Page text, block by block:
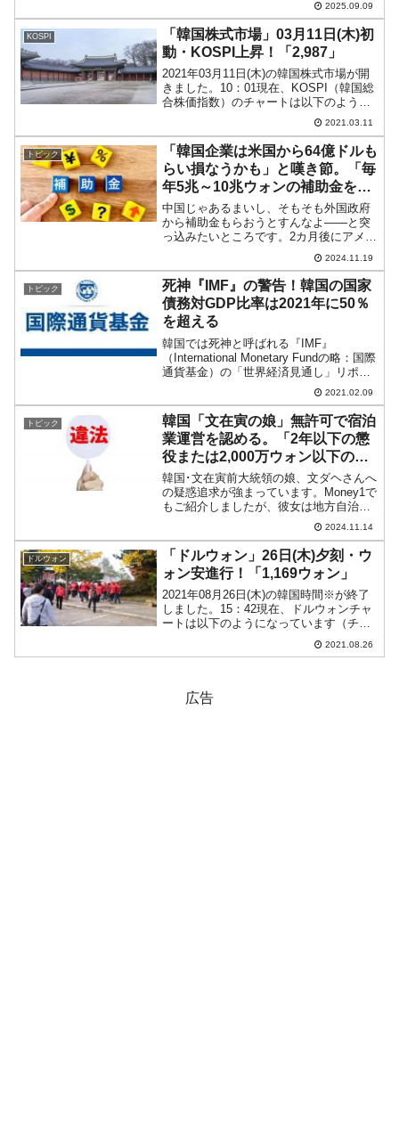
在のところ「1ドル＝1,387ウォン」近辺
の攻防となっています。ロ...
2025.09.09
KOSPI
「韓国株式市場」03月11日(木)初
動・KOSPI上昇！「2,987」
2021年03月11日(木)の韓国株式市場が開
きました。10：01現在、KOSPI（韓国総
合株価指数）のチャートは以下のように
『Investing.com』より引用）。本日は上
昇しています！ 「3,000」には達して...
2021.03.11
トピック
「韓国企業は米国から64億ドルも
らい損なうかも」と嘆き節。「毎
年5兆～10兆ウォンの補助金をも
らいたかった」
中国じゃあるまいし、そもそも外国政府
から補助金もらおうとすんなよ――と突
っ込みたいところです。2カ月後にアメリ
カ合衆国ではトランプ大統領が再登板し
ますが、韓国が心配しているのは――バ
イデン政権が推進したIRA（インフレ削
減法）の補助金がすっ...
2024.11.19
トピック
死神『IMF』の警告！韓国の国家
債務対GDP比率は2021年に50％
を超える
韓国では死神と呼ばれる『IMF』
（International Monetary Fundの略：国際
通貨基金）の「世界経済見通し」リポー
トによれば、韓国の「国家債務対GDP比
率」は本年中に50％を超えると予測して
います。『IMF』による韓国国...
2021.02.09
トピック
韓国「文在寅の娘」無許可で宿泊
業運営を認める。「2年以下の懲
役または2,000万ウォン以下の罰
金」可能性
韓国･文在寅前大統領の娘、文ダヘさんへ
の疑惑追求が強まっています。Money1で
もご紹介しましたが、彼女は地方自治体
の認可を得ずにAirbnbで住宅の貸し出し
を行い※、売上を上げていた――という
疑惑が呈されていました。※済州市翰林
邑ハルリム...
2024.11.14
ドルウォン
「ドルウォン」26日(木)夕刻・ウ
ォン安進行！「1,169ウォン」
2021年08月26日(木)の韓国時間※が終了
しました。15：42現在、ドルウォンチャ
ートは以下のようになっています（チャ
ートは『Investing.com』より引用：以下
同）。陽線が長くなりました。ウォン安
2021.08.26
広告